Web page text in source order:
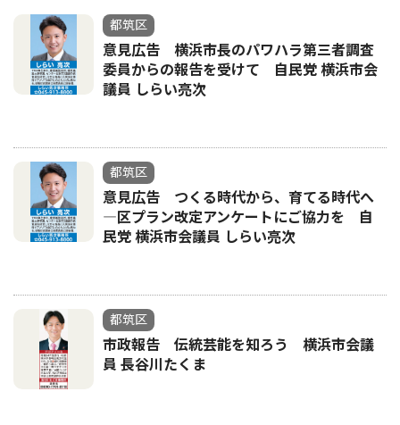
都筑区
意見広告 横浜市長のパワハラ第三者調査
委員からの報告を受けて 自民党 横浜市会
議員 しらい亮次
都筑区
意見広告 つくる時代から、育てる時代へ
―区プラン改定アンケートにご協力を 自
民党 横浜市会議員 しらい亮次
都筑区
市政報告 伝統芸能を知ろう 横浜市会議
員 長谷川たくま